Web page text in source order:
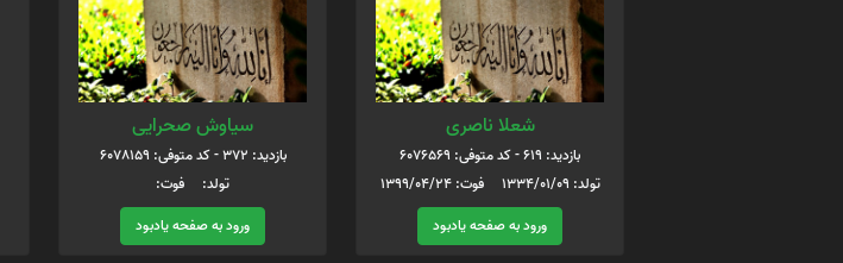
شعلا ناصری
بازدید: 619 - کد متوفی: 6076569
تولد: 1334/01/09 فوت: 1399/04/24
ورود به صفحه یادبود
سیاوش صحرایی
بازدید: 372 - کد متوفی: 6078159
تولد: فوت:
ورود به صفحه یادبود